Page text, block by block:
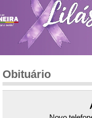
Obituário